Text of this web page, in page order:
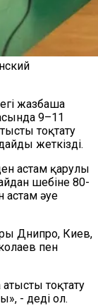
жазбаша
9–11
тоқтату
жеткізді.
астам қарулы
шебіне 80-
астам әуе
Днипро, Киев,
пен
тоқтату
- деді ол.